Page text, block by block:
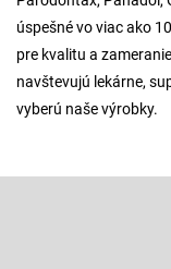
úspešné vo viac ako
pre kvalitu a
navštevujú lekárne,
vyberú naše výrobky.